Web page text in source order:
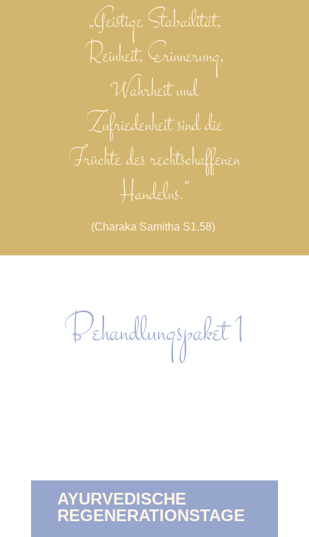
„Geistige Stabailität,
Reinheit, Erinnerung,
Wahrheit und
Zufriedenheit sind die
Früchte des rechtschaffenen
Handelns.“
(Charaka Samitha S1.58)
Behandlungspaket 1
AYURVEDISCHE
REGENERATIONSTAGE